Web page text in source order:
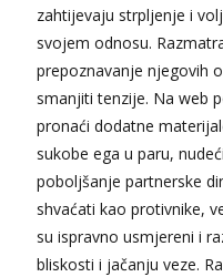
Tel:064/677-677
Lili
Čekam tvoj
Tel: 064/677-677
tel:0,93€ -
Zara
Čekam tvoj
Tel:064/677-677
tel:0,93€ -
zahtijevaju strpljenje i
svojem odnosu.
prepoznavanje njegovih
smanjiti tenzije. Na web
pronaći dodatne
sukobe ega u paru,
poboljšanje partnerske
shvaćati kao protivnike,
su ispravno usmjereni i
bliskosti i jačanju veze.